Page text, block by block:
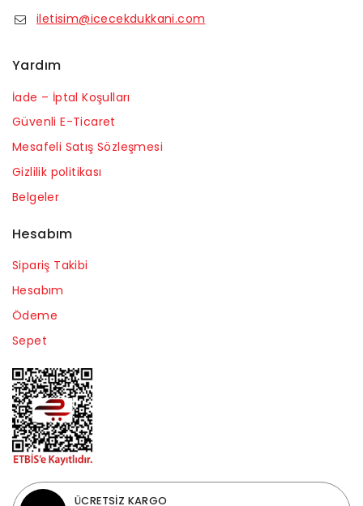
iletisim@icecekdukkani.com
Yardım
İade – İptal Koşulları
Güvenli E-Ticaret
Mesafeli Satış Sözleşmesi
Gizlilik politikası
Belgeler
Hesabım
Sipariş Takibi
Hesabım
Ödeme
Sepet
ÜCRETSİZ KARGO